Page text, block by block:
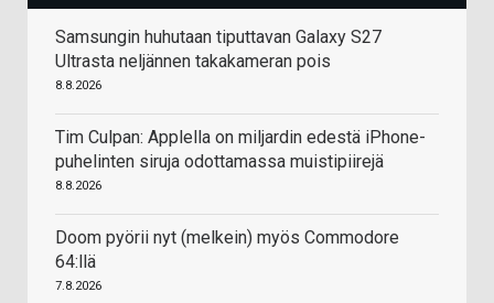
Samsungin huhutaan tiputtavan Galaxy S27
Ultrasta neljännen takakameran pois
8.8.2026
Tim Culpan: Applella on miljardin edestä iPhone-
puhelinten siruja odottamassa muistipiirejä
8.8.2026
Doom pyörii nyt (melkein) myös Commodore
64:llä
7.8.2026